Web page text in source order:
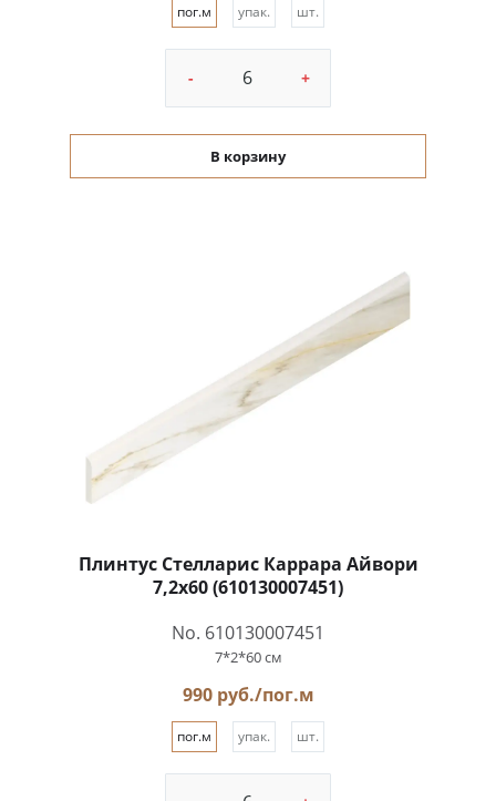
пог.м упак. шт.
- +
В корзину
Плинтус Стелларис Каррара Айвори
7,2x60 (610130007451)
No. 610130007451
7*2*60 см
990 руб./пог.м
пог.м упак. шт.